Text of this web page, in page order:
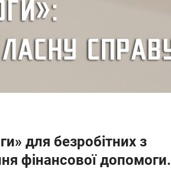
для безробітних з
фінансової допомоги.